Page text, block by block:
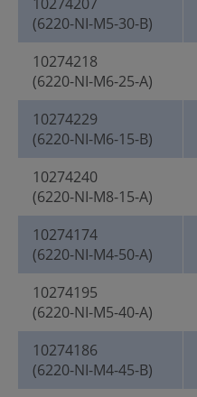
(6220-NI-M5-30-B)
10274218
(6220-NI-M6-25-A)
10274229
(6220-NI-M6-15-B)
10274240
(6220-NI-M8-15-A)
10274174
(6220-NI-M4-50-A)
10274195
(6220-NI-M5-40-A)
10274186
(6220-NI-M4-45-B)